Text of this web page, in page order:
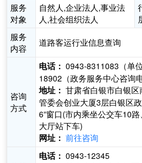
服务
对象
自然人,企业法人,事业法
人,社会组织法人
服务
内容
道路客运行业信息查询
咨询
方式
电话： 0943-8311083（单
18902（政务服务中心咨询电
地址： 甘肃省白银市白银
管委会创业大厦3层白银区
6”窗口(市内乘坐公交车10
大厅站下车)
网址： 前往咨询
电话： 0943-12345